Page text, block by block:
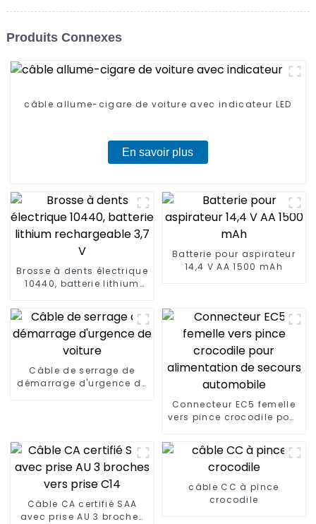
Produits Connexes
câble allume-cigare de voiture avec indicateur LED
En savoir plus
Brosse à dents électrique
10440, batterie lithium
Batterie pour aspirateur
14,4 V AA 1500 mAh
Câble de serrage de
démarrage d'urgence de
Connecteur EC5 femelle
vers pince crocodile pour
automobile
Câble CA certifié SAA
avec prise AU 3 broches
câble CC à pince
crocodile